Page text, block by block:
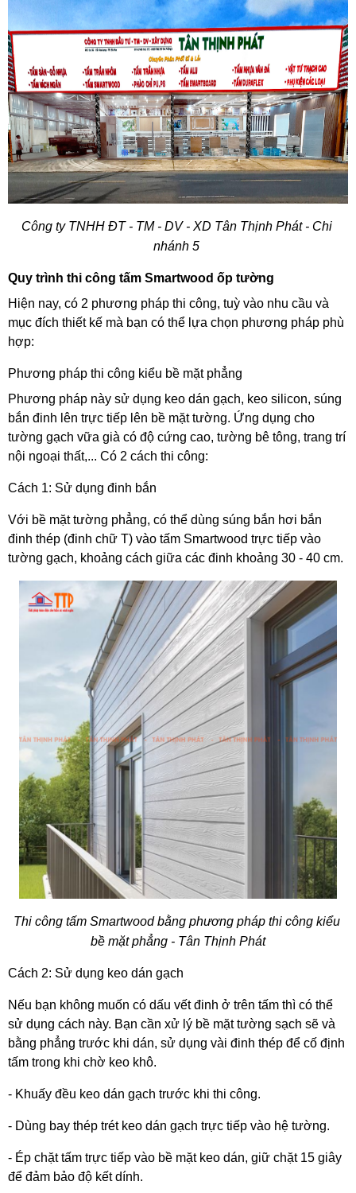
Công ty TNHH ĐT - TM - DV - XD Tân Thịnh Phát - Chi
nhánh 5
Quy trình thi công tấm Smartwood ốp tường
Hiện nay, có 2 phương pháp thi công, tuỳ vào nhu cầu và
mục đích thiết kế mà bạn có thể lựa chọn phương pháp phù
hợp:
Phương pháp thi công kiểu bề mặt phẳng
Phương pháp này sử dụng keo dán gạch, keo silicon, súng
bắn đinh lên trực tiếp lên bề mặt tường. Ứng dụng cho
tường gạch vữa già có độ cứng cao, tường bê tông, trang trí
nội ngoại thất,... Có 2 cách thi công:
Cách 1: Sử dụng đinh bắn
Với bề mặt tường phẳng, có thể dùng súng bắn hơi bắn
đinh thép (đinh chữ T) vào tấm Smartwood trực tiếp vào
tường gạch, khoảng cách giữa các đinh khoảng 30 - 40 cm.
Thi công tấm Smartwood bằng phương pháp thi công kiểu
bề mặt phẳng - Tân Thịnh Phát
Cách 2: Sử dụng keo dán gạch
Nếu bạn không muốn có dấu vết đinh ở trên tấm thì có thể
sử dụng cách này. Bạn cần xử lý bề mặt tường sạch sẽ và
bằng phẳng trước khi dán, sử dụng vài đinh thép để cố định
tấm trong khi chờ keo khô.
- Khuấy đều keo dán gạch trước khi thi công.
- Dùng bay thép trét keo dán gạch trực tiếp vào hệ tường.
- Ép chặt tấm trực tiếp vào bề mặt keo dán, giữ chặt 15 giây
để đảm bảo độ kết dính.